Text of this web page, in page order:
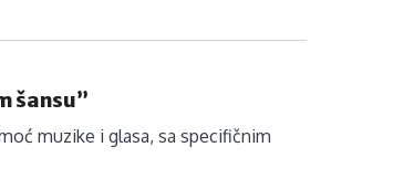
šansu”
muzike i glasa, sa specifičnim